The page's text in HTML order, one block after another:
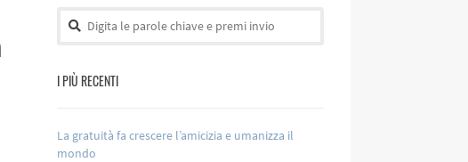
I PIÙ RECENTI
La gratuità fa crescere l’amicizia e umanizza il
mondo